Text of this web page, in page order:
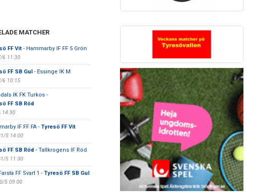
MATCHER
FF Vit- Hammarby IF FF 5 Grön
6 11:30
FF SB Gul- Essinge IK M
6 10:15
IK FK Turkos -
FF SB Röd
14:30
IF FF FA - Tyresö FF Vit
5 14:00
FF SB Röd - Tallkrogens IF Röd
5 11:30
FF Svart 1 - Tyresö FF SB Gul
5 09:00